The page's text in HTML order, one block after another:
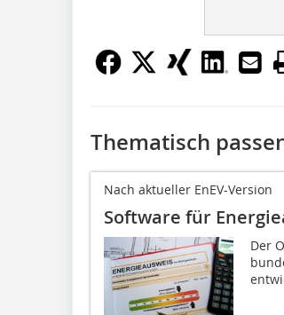
Thematisch
Nach aktueller EnEV-Version
Software für
Der